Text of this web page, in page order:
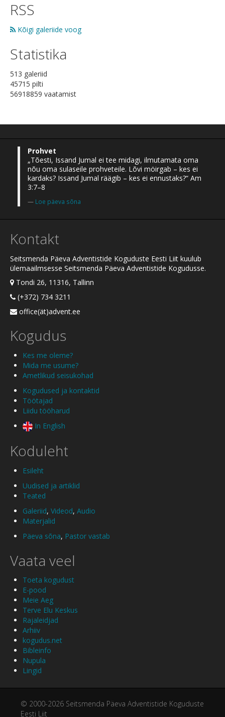
RSS
Kõigi galeriide voog
Statistika
513 galeriid
45715 pilti
56918859 vaatamist
Prohvet
„Tõesti, Issand Jumal ei tee midagi, ilmutamata oma
nõu oma sulaseile prohveteile. Lõvi möirgab – kes ei
kardaks? Issand Jumal räägib – kes ei ennustaks?“ Am
3:7–8
Loe päeva sõna
Kontakt
Seitsmenda Päeva Adventistide Koguduste Eesti Liit kuulub
ülemaailmsesse Seitsmenda Päeva Adventistide Kogudusse.
Tondi 26, 11316, Tallinn
(+372) 734 3211
office(ät)advent.ee
Kogudus
Kes me oleme?
Mida me usume?
Ametlikud seisukohad
Kogudused ja kontaktid
Töötajad
Liidu tööharud
In English
Koduleht
Esileht
Uudised ja artiklid
Teated
Galeriid, Videod, Audio
Materjalid
Päeva sõna, Pastor vastab
Vaata veel
Toeta kogudust
E-pood
Meie Aeg
Terve Elu Keskus
Rajaleidjad
Arhiiv
kogudus.net
Bibleinfo
Nupula
Lingid
© 2000-2026 Seitsmenda Päeva Adventistide Koguduste
Eesti Liit